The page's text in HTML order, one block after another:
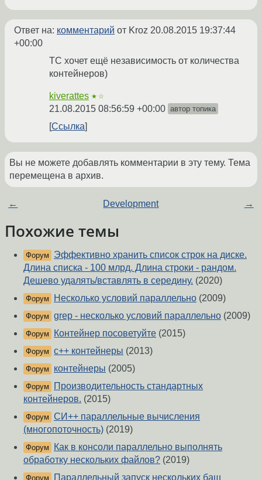
Ответ на: комментарий от Kroz 20.08.2015 19:37:44
+00:00
TC хочет ещё независимость от количества
контейнеров)
kiverattes ★☆
21.08.2015 08:56:59 +00:00 автор топика
Ссылка
Вы не можете добавлять комментарии в эту тему. Тема
перемещена в архив.
← Development →
Похожие темы
Форум
Эффективно хранить список строк на диске.
Длина списка - 100 млрд. Длина строки - рандом.
Дешево удалять/вставлять в середину. (2020)
Форум Несколько условий параллельно (2009)
Форум grep - несколько условий параллельно (2009)
Форум Контейнер посоветуйте (2015)
Форум c++ контейнеры (2013)
Форум контейнеры (2005)
Форум
Производительность стандартных
контейнеров. (2015)
Форум СИ++ параллельные вычисления
(многопоточность) (2019)
Форум
Как в консоли параллельно выполнять
обработку нескольких файлов? (2019)
Форум Параллельный запуск нескольких баш